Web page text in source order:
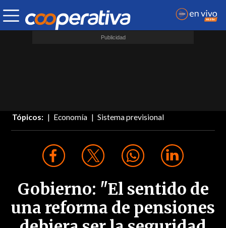
Tópicos: Economía Sistema previsional
Gobierno: "El sentido de
una reforma de pensiones